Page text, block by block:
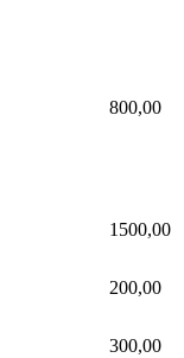
800,00
1500,00
200,00
300,00